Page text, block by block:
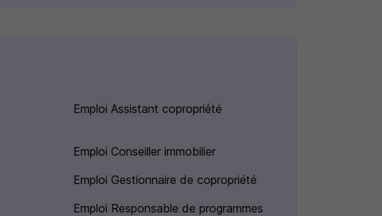
Emploi Assistant copropriété
Emploi Conseiller immobilier
Emploi Gestionnaire de copropriété
Emploi Responsable de programmes